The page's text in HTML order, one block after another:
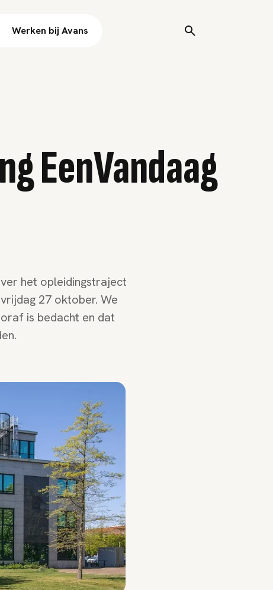
Werken bij Avans
EenVandaag
het opleidingstraject
27 oktober. We
is bedacht en dat